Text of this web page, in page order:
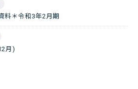
料＊令和3年2月期
月)